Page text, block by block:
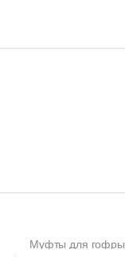
Муфты для гофры